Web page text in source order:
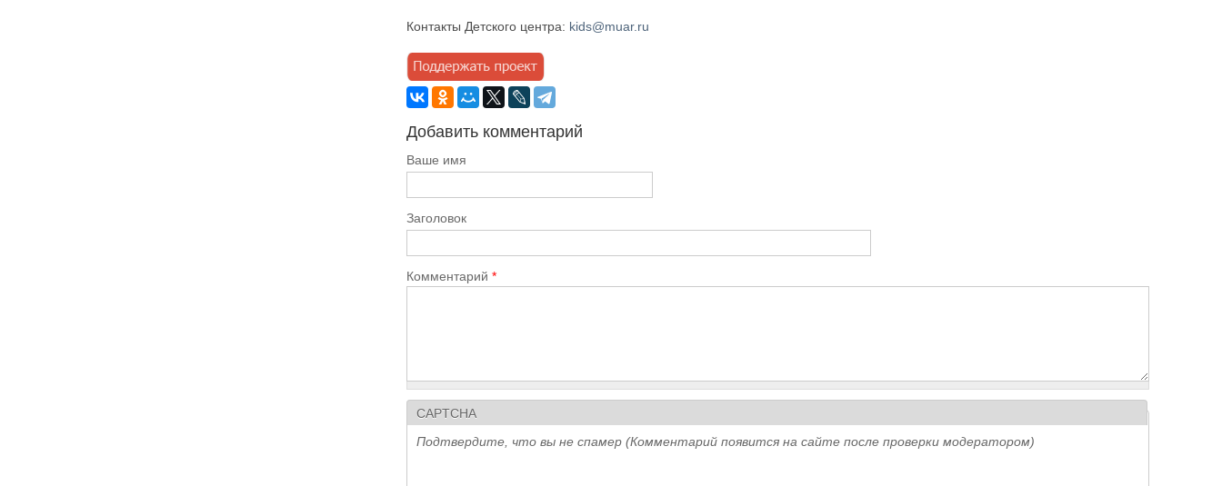
Контакты Детского центра: kids@muar.ru
Добавить комментарий
Ваше имя
Заголовок
Комментарий*
CAPTCHA
Подтвердите, что вы не спамер (Комментарий появится на сайте после проверки модератором)